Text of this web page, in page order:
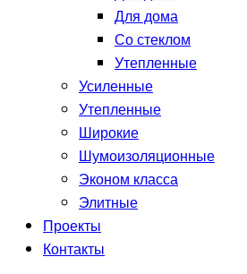
Для дома
Со стеклом
Утепленные
Усиленные
Утепленные
Широкие
Шумоизоляционные
Эконом класса
Элитные
Проекты
Контакты